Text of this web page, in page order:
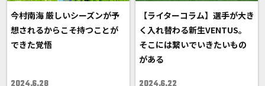
今村南海 厳しいシーズンが予
想されるからこそ持つことが
できた覚悟
【ライターコラム】選手が大き
く入れ替わる新生VENTUS。
そこには繋いでいきたいもの
がある